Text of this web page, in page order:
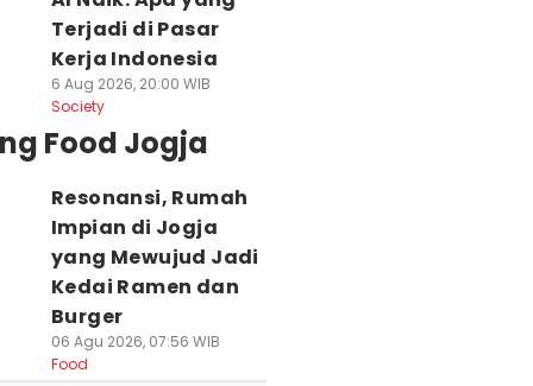
Terjadi di Pasar
Kerja Indonesia
6 Aug 2026, 20:00 WIB
Society
Food Jogja
Resonansi, Rumah
Impian di Jogja
yang Mewujud Jadi
Kedai Ramen dan
Burger
06 Agu 2026, 07:56 WIB
Food